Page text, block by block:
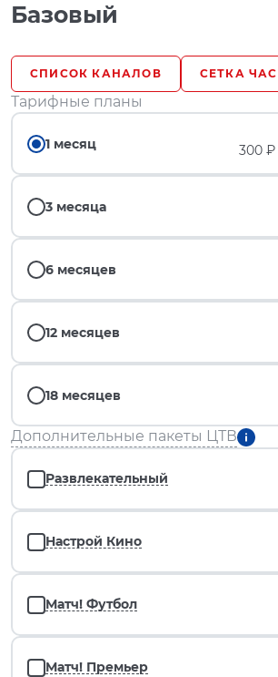
Базовый
СПИСОК КАНАЛОВ СЕТКА
Тарифные планы
1 месяц
300
3 месяца
6 месяцев
12 месяцев
18 месяцев
Дополнительные пакеты ЦТВ
Развлекательный
Настрой Кино
Матч! Футбол
Матч! Премьер